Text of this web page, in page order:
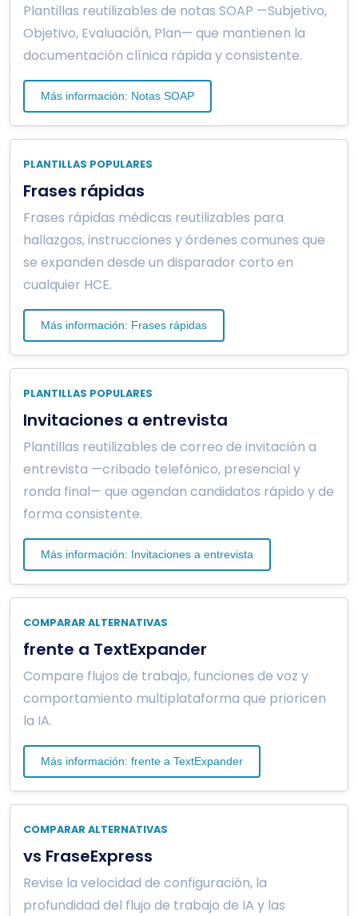
Plantillas reutilizables de notas SOAP —Subjetivo,
Objetivo, Evaluación, Plan— que mantienen la
documentación clínica rápida y consistente.
Más información: Notas SOAP
PLANTILLAS POPULARES
Frases rápidas
Frases rápidas médicas reutilizables para
hallazgos, instrucciones y órdenes comunes que
se expanden desde un disparador corto en
cualquier HCE.
Más información: Frases rápidas
PLANTILLAS POPULARES
Invitaciones a entrevista
Plantillas reutilizables de correo de invitación a
entrevista —cribado telefónico, presencial y
ronda final— que agendan candidatos rápido y de
forma consistente.
Más información: Invitaciones a entrevista
COMPARAR ALTERNATIVAS
frente a TextExpander
Compare flujos de trabajo, funciones de voz y
comportamiento multiplataforma que prioricen
la IA.
Más información: frente a TextExpander
COMPARAR ALTERNATIVAS
vs FraseExpress
Revise la velocidad de configuración, la
profundidad del flujo de trabajo de IA y las